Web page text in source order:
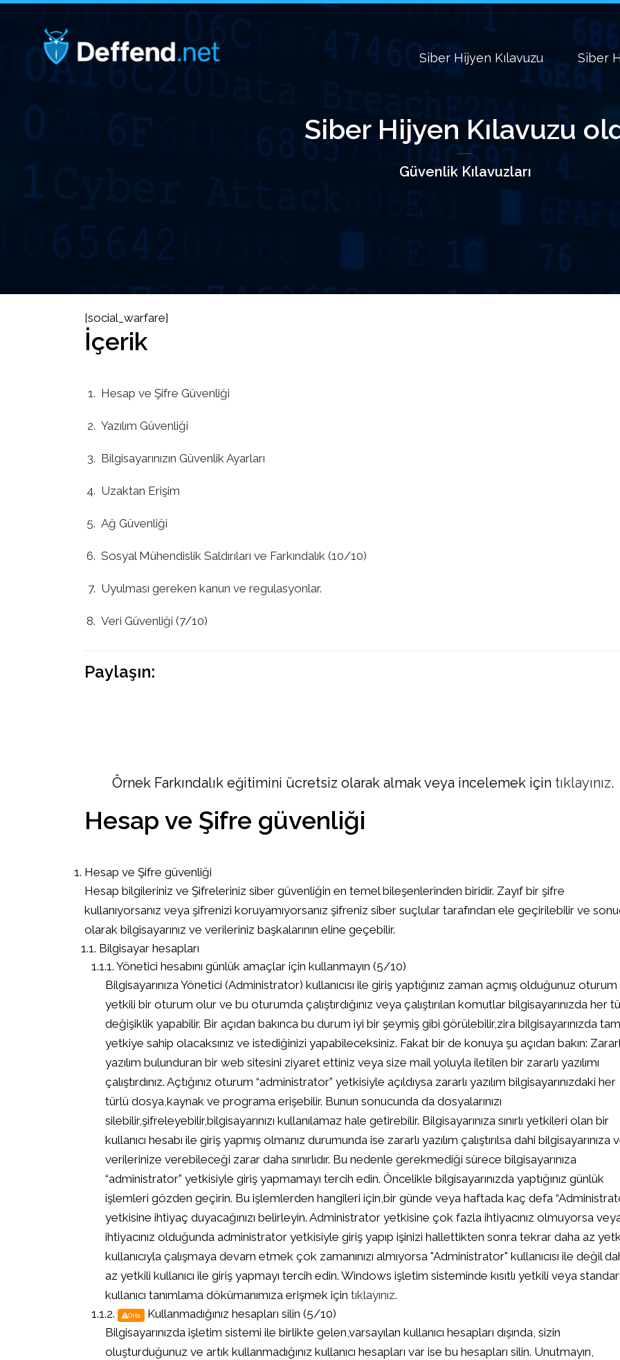
Siber Hijyen Kılavuzu Siber
Siber Hijyen Kılavuzu
Güvenlik Kılavuzları
[social_warfare]
İçerik
Hesap ve Şifre Güvenliği
Yazılım Güvenliği
Bilgisayarınızın Güvenlik Ayarları
Uzaktan Erişim
Ağ Güvenliği
Sosyal Mühendislik Saldırıları ve Farkındalık (10/10)
Uyulması gereken kanun ve regulasyonlar.
Veri Güvenliği (7/10)
Paylaşın:
Örnek Farkındalık eğitimini ücretsiz olarak almak veya incelemek için tıklayınız.
Hesap ve Şifre güvenliği
Hesap ve Şifre güvenliği
Hesap bilgileriniz ve Şifreleriniz siber güvenliğin en temel bileşenlerinden biridir. Zayıf bir şifre
kullanıyorsanız veya şifrenizi koruyamıyorsanız şifreniz siber suçlular tarafından ele geçirilebilir ve
olarak bilgisayarınız ve verileriniz başkalarının eline geçebilir.
Bilgisayar hesapları
Yönetici hesabını günlük amaçlar için kullanmayın (5/10)
Bilgisayarınıza Yönetici (Administrator) kullanıcısı ile giriş yaptığınız zaman açmış olduğunuz
yetkili bir oturum olur ve bu oturumda çalıştırdığınız veya çalıştırılan komutlar bilgisayarınızda her
değişiklik yapabilir. Bir açıdan bakınca bu durum iyi bir şeymiş gibi görülebilir,zira bilgisayarınızda tam
yetkiye sahip olacaksınız ve istediğinizi yapabileceksiniz. Fakat bir de konuya şu açıdan bakın:
yazılım bulunduran bir web sitesini ziyaret ettiniz veya size mail yoluyla iletilen bir zararlı yazılımı
çalıştırdınız. Açtığınız oturum “administrator” yetkisiyle açıldıysa zararlı yazılım bilgisayarınızdaki her
türlü dosya,kaynak ve programa erişebilir. Bunun sonucunda da dosyalarınızı
silebilir,şifreleyebilir,bilgisayarınızı kullanılamaz hale getirebilir. Bilgisayarınıza sınırlı yetkileri olan bir
kullanıcı hesabı ile giriş yapmış olmanız durumunda ise zararlı yazılım çalıştırılsa dahi bilgisayarınıza
verilerinize verebileceği zarar daha sınırlıdır. Bu nedenle gerekmediği sürece bilgisayarınıza
“administrator” yetkisiyle giriş yapmamayı tercih edin. Öncelikle bilgisayarınızda yaptığınız günlük
işlemleri gözden geçirin. Bu işlemlerden hangileri için,bir günde veya haftada kaç defa
yetkisine ihtiyaç duyacağınızı belirleyin. Administrator yetkisine çok fazla ihtiyacınız olmuyorsa
ihtiyacınız olduğunda administrator yetkisiyle giriş yapıp işinizi hallettikten sonra tekrar daha az
kullanıcıyla çalışmaya devam etmek çok zamanınızı almıyorsa "Administrator" kullanıcısı ile değil
az yetkili kullanıcı ile giriş yapmayı tercih edin. Windows işletim sisteminde kısıtlı yetkili veya
kullanıcı tanımlama dökümanımıza erişmek için tıklayınız.
Orta
Kullanmadığınız hesapları silin (5/10)
Bilgisayarınızda işletim sistemi ile birlikte gelen,varsayılan kullanıcı hesapları dışında, sizin
oluşturduğunuz ve artık kullanmadığınız kullanıcı hesapları var ise bu hesapları silin. Unutmayın,
Bitlocker Nedir,
Siber Güvenlik